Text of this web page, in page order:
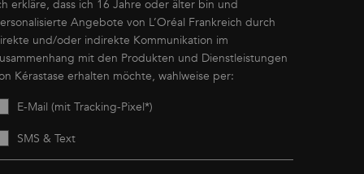
erkläre, dass ich 16 Jahre oder älter bin und
Angebote von L’Oréal Frankreich durch
und/oder indirekte Kommunikation im
mit den Produkten und Dienstleistungen
Kérastase erhalten möchte, wahlweise per:
E-Mail (mit Tracking-Pixel*)
SMS & Text